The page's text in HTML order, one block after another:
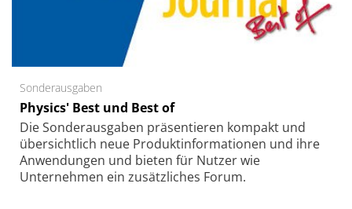
Sonderausgaben
Physics' Best und Best of
Die Sonder­ausgaben präsentieren kompakt und
übersichtlich neue Produkt­informationen und ihre
Anwendungen und bieten für Nutzer wie
Unternehmen ein zusätzliches Forum.